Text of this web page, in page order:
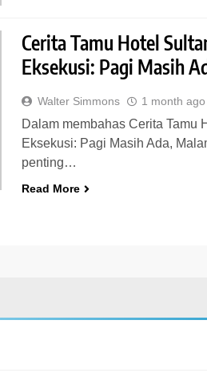
Cerita Tamu Hotel
Eksekusi: Pagi Masih
Walter Simmons 1 month ago
Dalam membahas Cerita Tamu
Eksekusi: Pagi Masih Ada,
penting…
Read More